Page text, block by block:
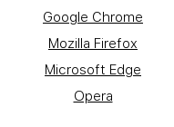
Google Chrome
Mozilla Firefox
Microsoft Edge
Opera